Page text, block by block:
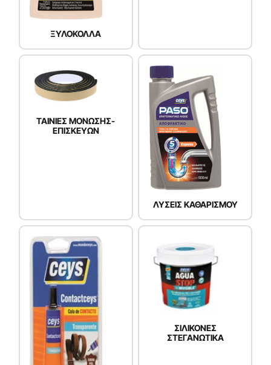
ΞΥΛΟΚΟΛΛΑ
ΤΑΙΝΙΕΣ ΜΟΝΩΣΗΣ-
ΕΠΙΣΚΕΥΩΝ
ΛΥΣΕΙΣ ΚΑΘΑΡΙΣΜΟΥ
ΣΙΛΙΚΟΝΕΣ
ΣΤΕΓΑΝΩΤΙΚΑ